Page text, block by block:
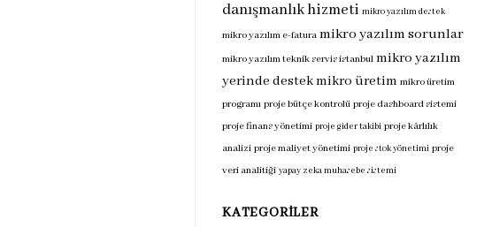
danışmanlık hizmeti mikro yazılım destek
mikro yazılım e-fatura mikro yazılım sorunlar
mikro yazılım teknik servis istanbul mikro yazılım
yerinde destekmikro üretim mikro üretim
programı proje bütçe kontrolü proje dashboard sistemi
proje finans yönetimi proje gider takibi proje kârlılık
analizi proje maliyet yönetimi proje stok yönetimi proje
veri analitiği yapay zeka muhasebe sistemi
KATEGORILER